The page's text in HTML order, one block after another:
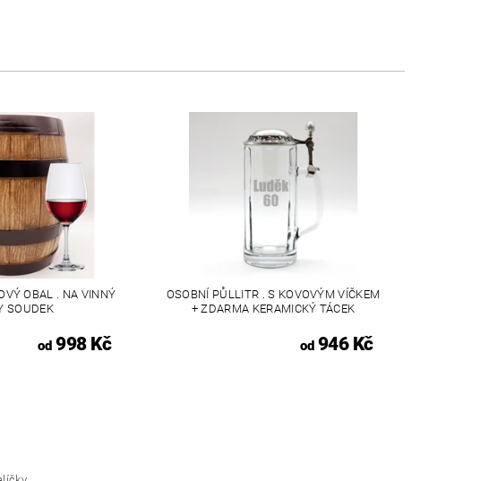
OBAL . NA VINNÝ
SOUDEK
od998 Kč
OSOBNÍ PŮLLITR . S KOVOVÝM VÍČKEM
+ ZDARMA KERAMICKÝ TÁCEK
od946 Kč